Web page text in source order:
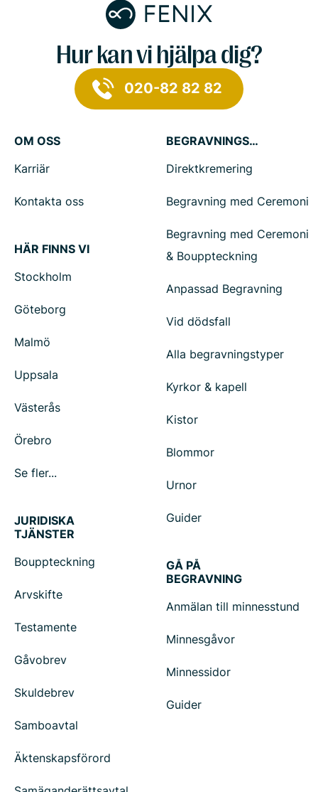
Hur kan vi hjälpa dig?
020-82 82 82
OM OSS
Karriär
Kontakta oss
HÄR FINNS VI
Stockholm
Göteborg
Malmö
Uppsala
Västerås
Örebro
Se fler...
BEGRAVNINGSTJÄNSTER
Direktkremering
Begravning med Ceremoni
Begravning med Ceremoni
& Bouppteckning
Anpassad Begravning
Vid dödsfall
Alla begravningstyper
Kyrkor & kapell
Kistor
Blommor
Urnor
Guider
JURIDISKA
TJÄNSTER
Bouppteckning
Arvskifte
Testamente
Gåvobrev
Skuldebrev
Samboavtal
Äktenskapsförord
GÅ PÅ
BEGRAVNING
Anmälan till minnesstund
Minnesgåvor
Minnessidor
Guider